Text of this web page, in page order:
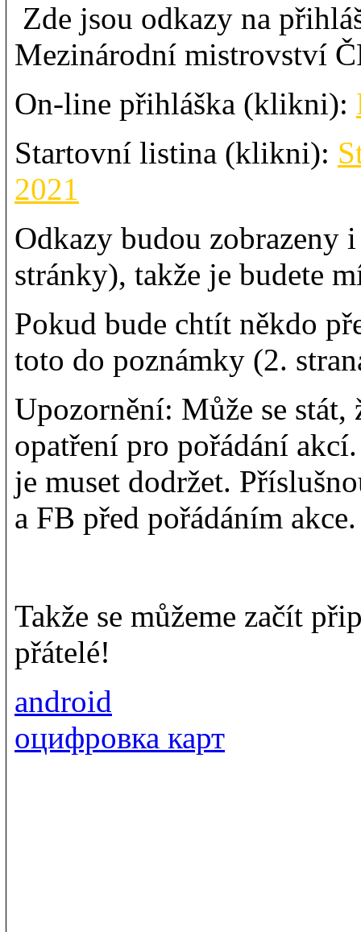
Zde jsou odkazy na
Mezinárodní mistrovství
On-line přihláška (klikni):
Startovní listina (klikni):
2021
Odkazy budou zobrazeny
stránky), takže je budete
Pokud bude chtít někdo
toto do poznámky (2.
Upozornění: Může se
opatření pro pořádání
je muset dodržet.
a FB před pořádáním akce.
Takže se můžeme začít
přátelé!
android
оцифровка карт